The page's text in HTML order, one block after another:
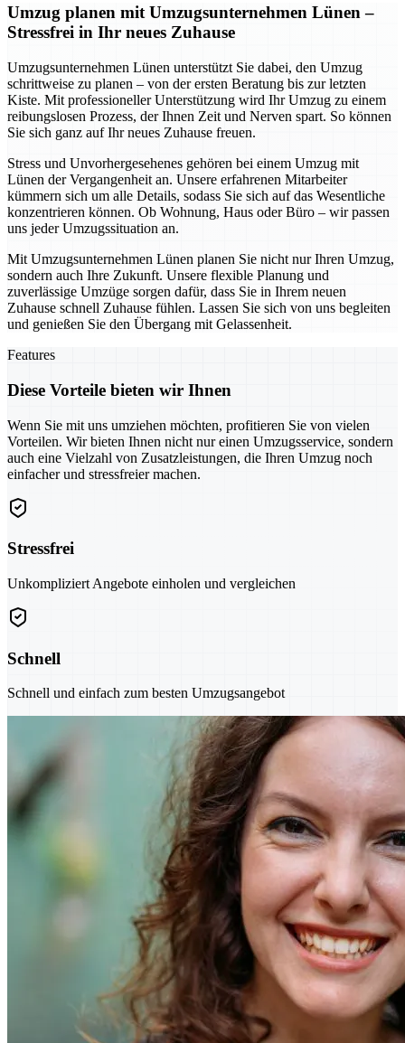
Umzug planen mit Umzugsunternehmen Lünen –
Stressfrei in Ihr neues Zuhause
Umzugsunternehmen Lünen unterstützt Sie dabei, den Umzug
schrittweise zu planen – von der ersten Beratung bis zur letzten
Kiste. Mit professioneller Unterstützung wird Ihr Umzug zu einem
reibungslosen Prozess, der Ihnen Zeit und Nerven spart. So können
Sie sich ganz auf Ihr neues Zuhause freuen.
Stress und Unvorhergesehenes gehören bei einem Umzug mit
Lünen der Vergangenheit an. Unsere erfahrenen Mitarbeiter
kümmern sich um alle Details, sodass Sie sich auf das Wesentliche
konzentrieren können. Ob Wohnung, Haus oder Büro – wir passen
uns jeder Umzugssituation an.
Mit Umzugsunternehmen Lünen planen Sie nicht nur Ihren Umzug,
sondern auch Ihre Zukunft. Unsere flexible Planung und
zuverlässige Umzüge sorgen dafür, dass Sie in Ihrem neuen
Zuhause schnell Zuhause fühlen. Lassen Sie sich von uns begleiten
und genießen Sie den Übergang mit Gelassenheit.
Features
Diese Vorteile bieten wir Ihnen
Wenn Sie mit uns umziehen möchten, profitieren Sie von vielen
Vorteilen. Wir bieten Ihnen nicht nur einen Umzugsservice, sondern
auch eine Vielzahl von Zusatzleistungen, die Ihren Umzug noch
einfacher und stressfreier machen.
Stressfrei
Unkompliziert Angebote einholen und vergleichen
Schnell
Schnell und einfach zum besten Umzugsangebot